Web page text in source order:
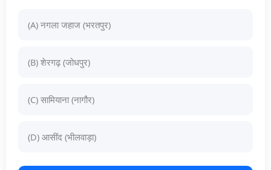
(A) नगला जहाज (भरतपुर)
(B) शेरगढ़ (जोधपुर)
(C) सामियाना (नागौर)
(D) आसींद (भीलवाड़ा)